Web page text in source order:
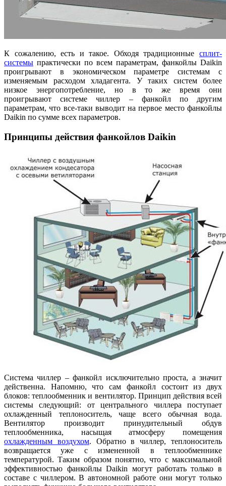
К сожалению, есть и такое. Обходя традиционные сплит-
системы практически по всем параметрам, фанкойлы Daikin
проигрывают в экономическом параметре системам с
изменяемым расходом хладагента. У таких систем более
низкое энергопотребление, но в то же время они
проигрывают системе чиллер – фанкойл по другим
параметрам, что все-таки выводит на первое место фанкойлы
Daikin по сумме всех параметров.
Принципы действия фанкойлов Daikin
Система чиллер – фанкойл исключительно проста, а значит
действенна. Напомню, что сам фанкойл состоит из двух
блоков: теплообменник и вентилятор. Принцип действия всей
системы следующий: от центрального чиллера поступает
охлажденный теплоноситель, чаще всего обычная вода.
Вентилятор производит принудительный обдув
теплообменника, насыщая атмосферу помещения
охлажденным воздухом. Обратно в чиллер, теплоноситель
возвращается уже с измененной в теплообменнике
температурой. Таким образом понятно, что с максимальной
эффективностью фанкойлы Daikin могут работать только в
составе с чиллером. В автономной работе они могут только